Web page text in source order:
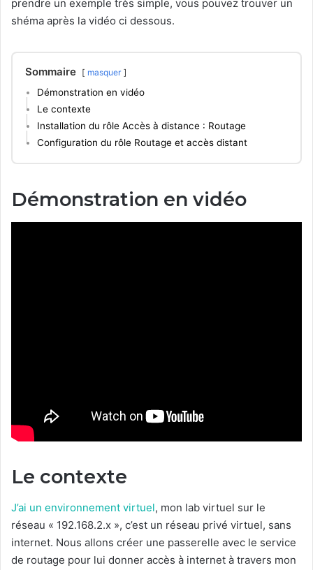
prendre un exemple très simple, vous pouvez trouver un
shéma après la vidéo ci dessous.
Sommaire masquer
Démonstration en vidéo
Le contexte
Installation du rôle Accès à distance : Routage
Configuration du rôle Routage et accès distant
Démonstration en vidéo
Le contexte
J’ai un environnement virtuel, mon lab virtuel sur le
réseau « 192.168.2.x », c’est un réseau privé virtuel, sans
internet. Nous allons créer une passerelle avec le service
de routage pour lui donner accès à internet à travers mon